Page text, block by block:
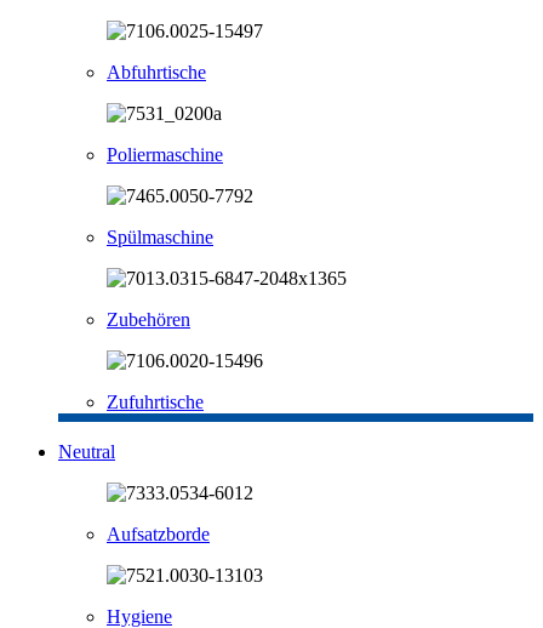
Abfuhrtische
Poliermaschine
Spülmaschine
Zubehören
Zufuhrtische
Neutral
Aufsatzborde
Hygiene